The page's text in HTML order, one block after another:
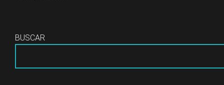
BUSCAR